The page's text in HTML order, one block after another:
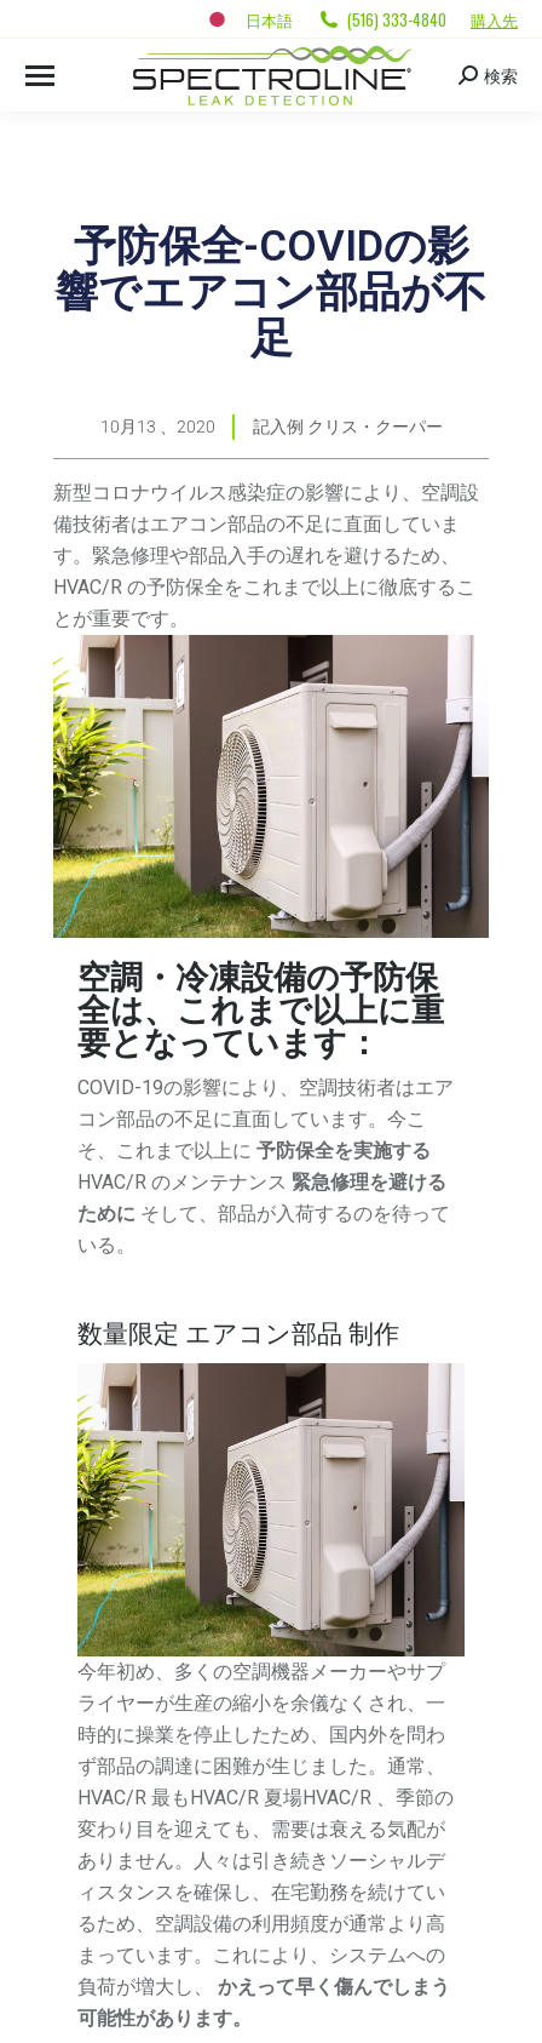
日本語 (516) 333-4840 購入先
検索
予防保全-COVIDの影
響でエアコン部品が不
足
10月13 、2020 記入例 クリス・クーパー
新型コロナウイルス感染症の影響により、空調設
備技術者はエアコン部品の不足に直面していま
す。緊急修理や部品入手の遅れを避けるため、
HVAC/R の予防保全をこれまで以上に徹底するこ
とが重要です。
空調・冷凍設備の予防保
全は、これまで以上に重
要となっています：
COVID-19の影響により、空調技術者はエア
コン部品の不足に直面しています。今こ
そ、これまで以上に予防保全を実施する
HVAC/R のメンテナンス 緊急修理を避ける
ために そして、部品が入荷するのを待って
いる。
数量限定 エアコン部品制作
今年初め、多くの空調機器メーカーやサプ
ライヤーが生産の縮小を余儀なくされ、一
時的に操業を停止したため、国内外を問わ
ず部品の調達に困難が生じました。通常、
HVAC/R 最もHVAC/R 夏場HVAC/R 、季節の
変わり目を迎えても、需要は衰える気配が
ありません。人々は引き続きソーシャルデ
ィスタンスを確保し、在宅勤務を続けてい
るため、空調設備の利用頻度が通常より高
まっています。これにより、システムへの
負荷が増大し、かえって早く傷んでしまう
可能性があります。